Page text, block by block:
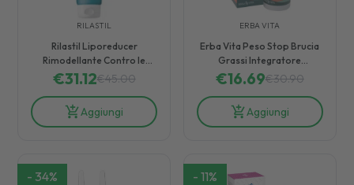
RILASTIL
Rilastil Liporeducer
Rimodellante Contro le
Adiposità Localizzate 200
€31.12€45.00
Aggiungi
ERBA VITA
Erba Vita Peso Stop Brucia
Grassi Integratore
Alimentare 80 Compresse
€16.69€30.90
Aggiungi
- 34% - 11%